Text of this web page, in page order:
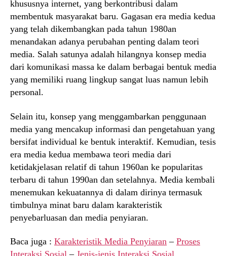
khususnya internet, yang berkontribusi dalam
membentuk masyarakat baru. Gagasan era media kedua
yang telah dikembangkan pada tahun 1980an
menandakan adanya perubahan penting dalam teori
media. Salah satunya adalah hilangnya konsep media
dari komunikasi massa ke dalam berbagai bentuk media
yang memiliki ruang lingkup sangat luas namun lebih
personal.
Selain itu, konsep yang menggambarkan penggunaan
media yang mencakup informasi dan pengetahuan yang
bersifat individual ke bentuk interaktif. Kemudian, tesis
era media kedua membawa teori media dari
ketidakjelasan relatif di tahun 1960an ke popularitas
terbaru di tahun 1990an dan setelahnya. Media kembali
menemukan kekuatannya di dalam dirinya termasuk
timbulnya minat baru dalam karakteristik
penyebarluasan dan media penyiaran.
Baca juga : Karakteristik Media Penyiaran – Proses